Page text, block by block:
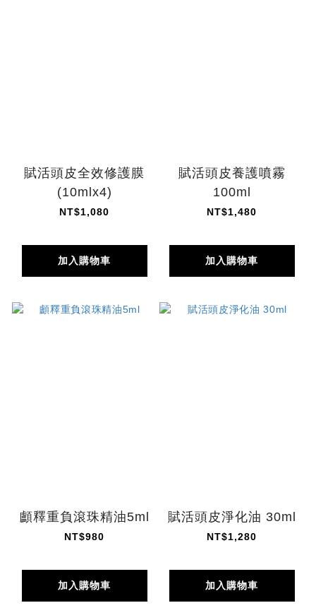
賦活頭皮全效修護膜
(10mlx4)
NT$1,080
加入購物車
賦活頭皮養護噴霧
100ml
NT$1,480
加入購物車
顱釋重負滾珠精油5ml
NT$980
加入購物車
賦活頭皮淨化油 30ml
NT$1,280
加入購物車